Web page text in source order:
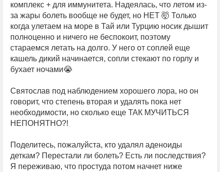
комплекс + для иммунитета. Надеялась, что летом из-
за жары болеть вообще не будет, но НЕТ 🤯 Только
когда улетаем на море в Тай или Турцию носик дышит
полноценно и ничего не беспокоит, поэтому
стараемся летать на долго. У него от соплей еще
кашель дикий начинается, сопли стекают по горлу и
бухает ночами😭
Святослав под наблюдением хорошего лора, но он
говорит, что степень вторая и удалять пока нет
необходимости, но сколько еще ТАК МУЧИТЬСЯ
НЕПОНЯТНО?!
Поделитесь, пожалуйста, кто удалял аденоиды
деткам? Перестали ли болеть? Есть ли последствия?
Я переживаю, что простуда потом начнет ниже